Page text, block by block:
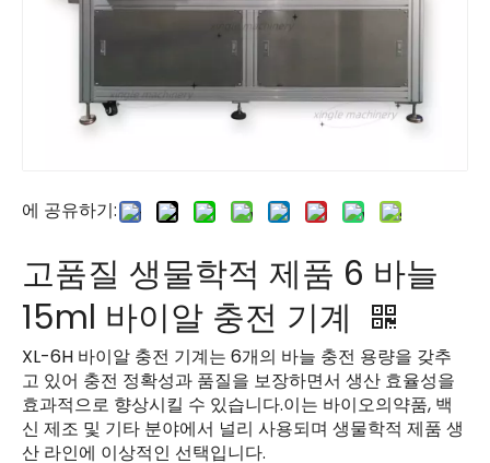
에 공유하기:
고품질 생물학적 제품 6 바늘
15ml 바이알 충전 기계
XL-6H 바이알 충전 기계는 6개의 바늘 충전 용량을 갖추
고 있어 충전 정확성과 품질을 보장하면서 생산 효율성을
효과적으로 향상시킬 수 있습니다.이는 바이오의약품, 백
신 제조 및 기타 분야에서 널리 사용되며 생물학적 제품 생
산 라인에 이상적인 선택입니다.